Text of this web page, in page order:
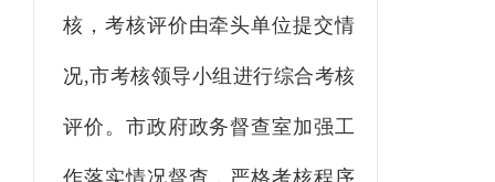
核，考核评价由牵头单位提交情
况,市考核领导小组进行综合考核
评价。市政府政务督查室加强工